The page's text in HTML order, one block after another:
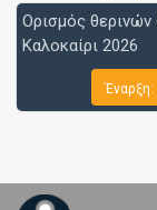
Ορισμός θερινών
Καλοκαίρι 2026
Έναρξη: